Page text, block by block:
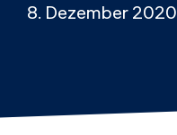
8. Dezember 2020